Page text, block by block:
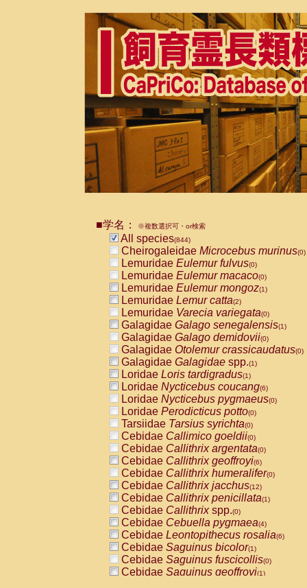
■学名： ※複数選択可・or検索
All species(844)
Cheirogaleidae Microcebus murinus(0)
Lemuridae Eulemur fulvus(0)
Lemuridae Eulemur macaco(0)
Lemuridae Eulemur mongoz(1)
Lemuridae Lemur catta(2)
Lemuridae Varecia variegata(0)
Galagidae Galago senegalensis(1)
Galagidae Galago demidovii(0)
Galagidae Otolemur crassicaudatus(0)
Galagidae Galagidae spp.(1)
Loridae Loris tardigradus(1)
Loridae Nycticebus coucang(6)
Loridae Nycticebus pygmaeus(0)
Loridae Perodicticus potto(0)
Tarsiidae Tarsius syrichta(0)
Cebidae Callimico goeldii(0)
Cebidae Callithrix argentata(0)
Cebidae Callithrix geoffroyi(6)
Cebidae Callithrix humeralifer(0)
Cebidae Callithrix jacchus(12)
Cebidae Callithrix penicillata(1)
Cebidae Callithrixspp.(0)
Cebidae Cebuella pygmaea(4)
Cebidae Leontopithecus rosalia(6)
Cebidae Saguinus bicolor(1)
Cebidae Saguinus fuscicollis(0)
Cebidae Saguinus geoffroyi(1)